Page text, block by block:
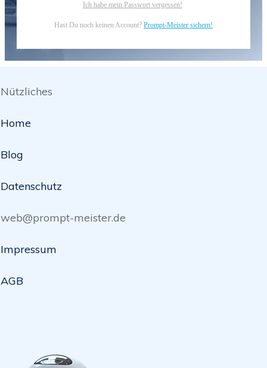
Ich habe mein Passwort vergessen!
Hast Du noch keinen Account? Prompt-Meister sichern!
Nützliches
Home
Blog
Datenschutz
web@prompt-meister.de
Impressum
AGB